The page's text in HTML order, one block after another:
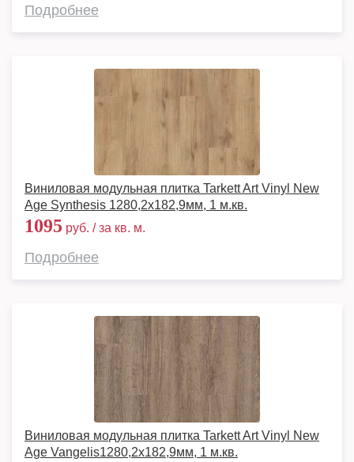
Подробнее
Виниловая модульная плитка Tarkett Art Vinyl New
Age Synthesis 1280,2х182,9мм, 1 м.кв.
1095 руб. / за кв. м.
Подробнее
Виниловая модульная плитка Tarkett Art Vinyl New
Age Vangelis1280,2х182,9мм, 1 м.кв.